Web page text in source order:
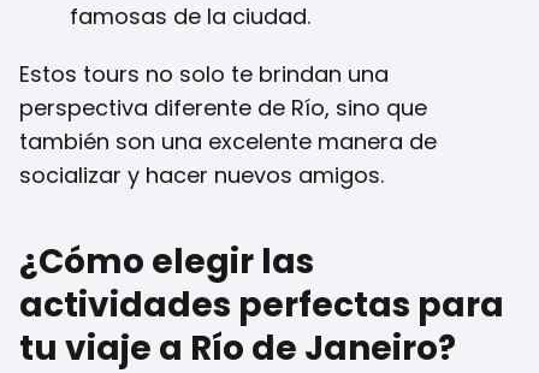
famosas de la ciudad.
Estos tours no solo te brindan una
perspectiva diferente de Río, sino que
también son una excelente manera de
socializar y hacer nuevos amigos.
¿Cómo elegir las
actividades perfectas para
tu viaje a Río de Janeiro?